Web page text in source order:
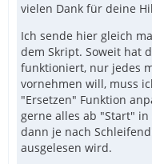
vielen Dank für deine
Ich sende hier gleich
dem Skript. Soweit hat
funktioniert, nur jedes
vornehmen will, muss
"Ersetzen" Funktion
gerne alles ab "Start"
dann je nach
ausgelesen wird.